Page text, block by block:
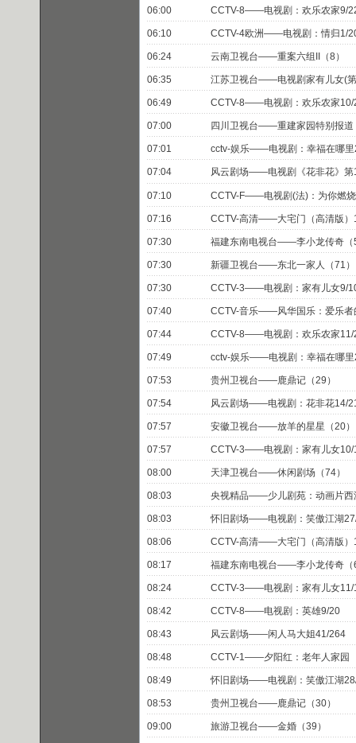
06:00 CCTV-8——电视剧：欢乐农家9/
06:10 CCTV-4欧洲——电视剧：情归1/
06:24 云南卫视台——重案六组II（8）
06:35 江苏卫视台——电视剧家有儿女(
06:49 CCTV-8——电视剧：欢乐农家10/
07:00 四川卫视台——重建家园特别报道
07:01 cctv-娱乐——电视剧：幸福在哪里
07:04 风云剧场——电视剧《花非花》第
07:10 CCTV-F——电视剧(法)：为你燃
07:16 CCTV-高清——大宅门（高清版）
07:30 福建东南电视台——李小龙传奇（
07:30 新疆卫视台——东北一家人（71）
07:30 CCTV-3——电视剧：家有儿女9/
07:40 CCTV-音乐——风华国乐：爱乐者
07:44 CCTV-8——电视剧：欢乐农家11/
07:49 cctv-娱乐——电视剧：幸福在哪里
07:53 贵州卫视台——鹿鼎记（29）
07:54 风云剧场——电视剧：花非花14/
07:57 安徽卫视台——放羊的星星（20）
07:57 CCTV-3——电视剧：家有儿女10/
08:00 天津卫视台——休闲剧场（74）
08:03 央视精品——少儿剧苑：动画片西
08:03 怀旧剧场——电视剧：笑傲江湖
08:06 CCTV-高清——大宅门（高清版）
08:17 福建东南电视台——李小龙传奇（
08:24 CCTV-3——电视剧：家有儿女11/
08:42 CCTV-8——电视剧：英雄9/20
08:43 风云剧场——闲人马大姐41/264
08:48 CCTV-1——夕阳红：老年人家园
08:49 怀旧剧场——电视剧：笑傲江湖
08:53 贵州卫视台——鹿鼎记（30）
09:00 旅游卫视台——金婚（39）